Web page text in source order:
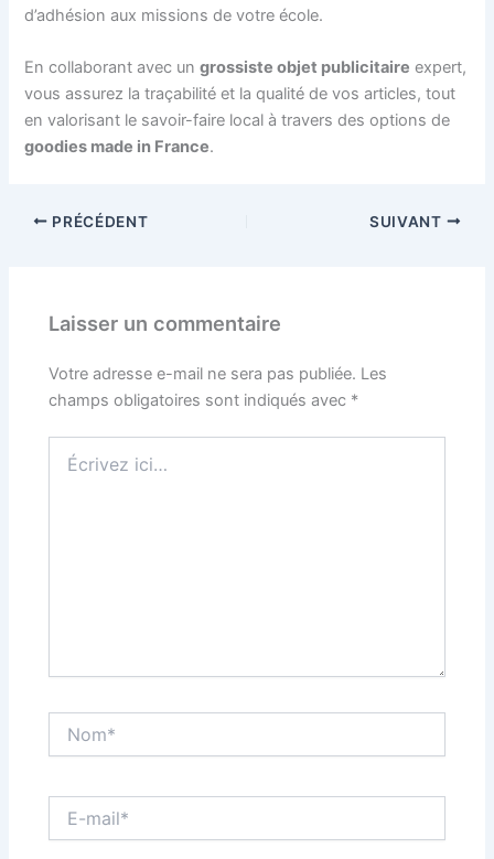
d’adhésion aux missions de votre école.
En collaborant avec ungrossiste objet publicitaire expert,
vous assurez la traçabilité et la qualité de vos articles, tout
en valorisant le savoir-faire local à travers des options de
goodies made in France.
PRÉCÉDENT SUIVANT
Laisser un commentaire
Votre adresse e-mail ne sera pas publiée. Les
champs obligatoires sont indiqués avec *
ici…
mail*